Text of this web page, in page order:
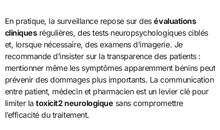
En pratique, la surveillance repose sur desévaluations
cliniquesrégulières, des tests neuropsychologiques ciblés
et, lorsque nécessaire, des examens d’imagerie. Je
recommande d’insister sur la transparence des patients :
mentionner même les symptômes apparemment bénins peut
prévenir des dommages plus importants. La communication
entre patient, médecin et pharmacien est un levier clé pour
limiter latoxicit2 neurologique sans compromettre
l’efficacité du traitement.